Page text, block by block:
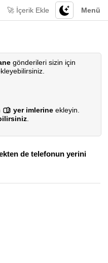
Menü
🚀 İçerik Ekle
gönderileri sizin için
yer imlerine ekleyin.
de telefonun yerini